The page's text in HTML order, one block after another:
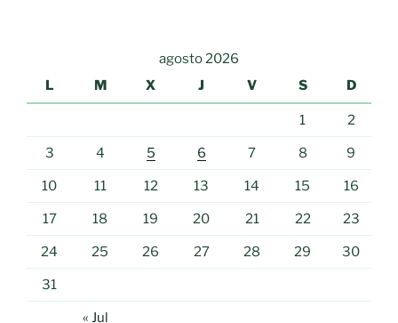
agosto 2026
L
M X J V S D
1 2
3 4 5 6 7 8 9
10 11 12 13 14 15 16
17 18 19 20 21 22 23
24 25 26 27 28 29 30
31
« Jul